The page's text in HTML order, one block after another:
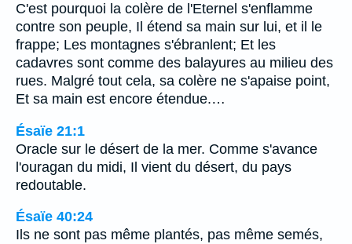
C'est pourquoi la colère de l'Eternel s'enflamme
contre son peuple, Il étend sa main sur lui, et il le
frappe; Les montagnes s'ébranlent; Et les
cadavres sont comme des balayures au milieu des
rues. Malgré tout cela, sa colère ne s'apaise point,
Et sa main est encore étendue.…
Ésaïe 21:1
Oracle sur le désert de la mer. Comme s'avance
l'ouragan du midi, Il vient du désert, du pays
redoutable.
Ésaïe 40:24
Ils ne sont pas même plantés, pas même semés,